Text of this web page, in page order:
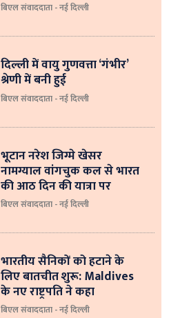
बिएल संवाददाता - नई दिल्ली
दिल्ली में वायु गुणवत्ता ‘गंभीर’
श्रेणी में बनी हुई
बिएल संवाददाता - नई दिल्ली
भूटान नरेश जिग्मे खेसर
नामग्याल वांगचुक कल से भारत
की आठ दिन की यात्रा पर
बिएल संवाददाता - नई दिल्ली
भारतीय सैनिकों को हटाने के
लिए बातचीत शुरू: Maldives
के नए राष्ट्रपति ने कहा
बिएल संवाददाता - नई दिल्‍ली